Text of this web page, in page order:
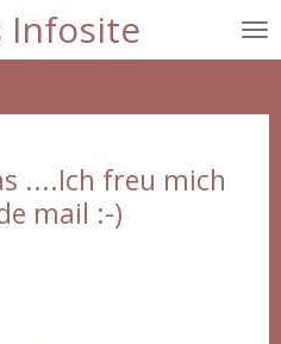
Infosite
....Ich freu mich
mail :-)